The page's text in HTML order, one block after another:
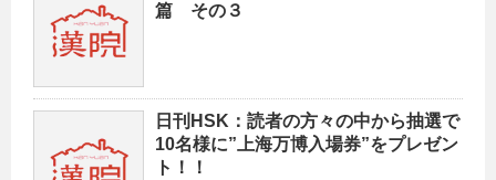
篇 その３
日刊HSK：読者の方々の中から抽選で
10名様に”上海万博入場券”をプレゼン
ト！！